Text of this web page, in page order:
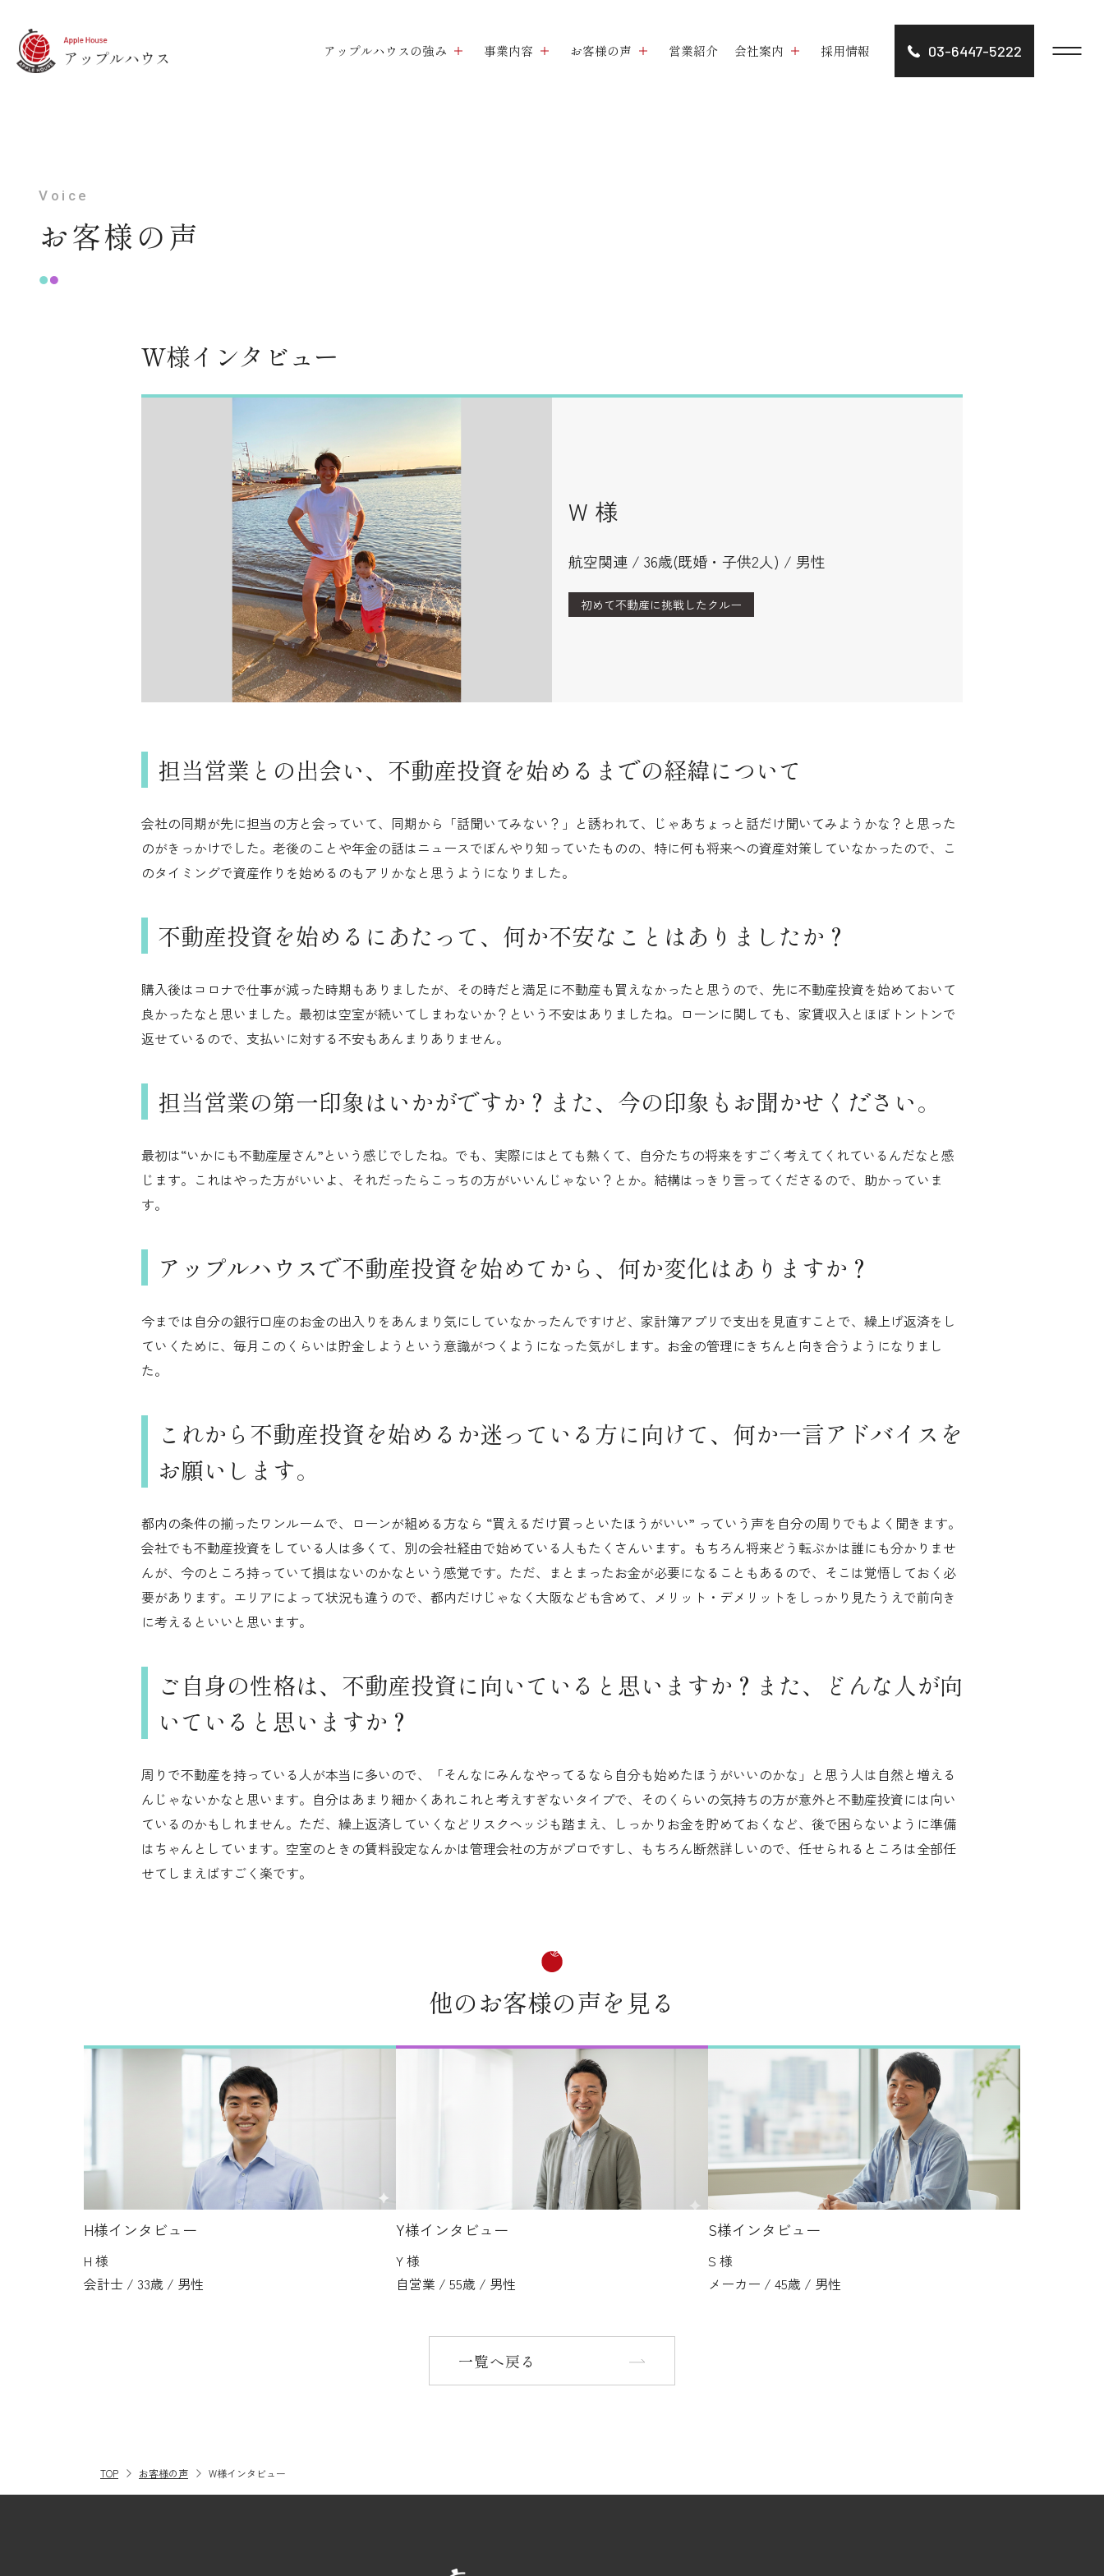
アップルハウスの強み 事業内容 お客様の声 営業紹介 会社案内 採用情報 03-6447-5222
Voice
お客様の声
W様インタビュー
W 様
航空関連 / 36歳(既婚・子供2人) / 男性
初めて不動産に挑戦したクルー
担当営業との出会い、不動産投資を始めるまでの経緯について
会社の同期が先に担当の方と会っていて、同期から「話聞いてみない？」と誘われて、じゃあちょっと話だけ聞いてみようかな？と思った
のがきっかけでした。老後のことや年金の話はニュースでぼんやり知っていたものの、特に何も将来への資産対策していなかったので、こ
のタイミングで資産作りを始めるのもアリかなと思うようになりました。
不動産投資を始めるにあたって、何か不安なことはありましたか？
購入後はコロナで仕事が減った時期もありましたが、その時だと満足に不動産も買えなかったと思うので、先に不動産投資を始めておいて
良かったなと思いました。最初は空室が続いてしまわないか？という不安はありましたね。ローンに関しても、家賃収入とほぼトントンで
返せているので、支払いに対する不安もあんまりありません。
担当営業の第一印象はいかがですか？また、今の印象もお聞かせください。
最初は“いかにも不動産屋さん”という感じでしたね。でも、実際にはとても熱くて、自分たちの将来をすごく考えてくれているんだなと感
じます。これはやった方がいいよ、それだったらこっちの方がいいんじゃない？とか。結構はっきり言ってくださるので、助かっていま
す。
アップルハウスで不動産投資を始めてから、何か変化はありますか？
今までは自分の銀行口座のお金の出入りをあんまり気にしていなかったんですけど、家計簿アプリで支出を見直すことで、繰上げ返済をし
ていくために、毎月このくらいは貯金しようという意識がつくようになった気がします。お金の管理にきちんと向き合うようになりまし
た。
これから不動産投資を始めるか迷っている方に向けて、何か一言アドバイスを
お願いします。
都内の条件の揃ったワンルームで、ローンが組める方なら “買えるだけ買っといたほうがいい” っていう声を自分の周りでもよく聞きます。
会社でも不動産投資をしている人は多くて、別の会社経由で始めている人もたくさんいます。もちろん将来どう転ぶかは誰にも分かりませ
んが、今のところ持っていて損はないのかなという感覚です。ただ、まとまったお金が必要になることもあるので、そこは覚悟しておく必
要があります。エリアによって状況も違うので、都内だけじゃなく大阪なども含めて、メリット・デメリットをしっかり見たうえで前向き
に考えるといいと思います。
ご自身の性格は、不動産投資に向いていると思いますか？また、どんな人が向
いていると思いますか？
周りで不動産を持っている人が本当に多いので、「そんなにみんなやってるなら自分も始めたほうがいいのかな」と思う人は自然と増える
んじゃないかなと思います。自分はあまり細かくあれこれと考えすぎないタイプで、そのくらいの気持ちの方が意外と不動産投資には向い
ているのかもしれません。ただ、繰上返済していくなどリスクヘッジも踏まえ、しっかりお金を貯めておくなど、後で困らないように準備
はちゃんとしています。空室のときの賃料設定なんかは管理会社の方がプロですし、もちろん断然詳しいので、任せられるところは全部任
せてしまえばすごく楽です。
他のお客様の声を見る
H様インタビュー
H 様
会計士 / 33歳 / 男性
Y様インタビュー
Y 様
自営業 / 55歳 / 男性
S様インタビュー
S 様
メーカー / 45歳 / 男性
一覧へ戻る
TOP お客様の声 W様インタビュー